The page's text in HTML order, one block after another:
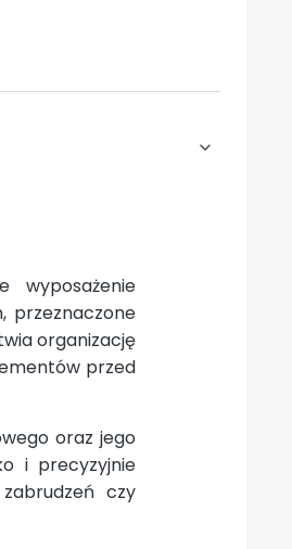
wyposażenie
przeznaczone
organizację
przed
oraz jego
i precyzyjnie
czy